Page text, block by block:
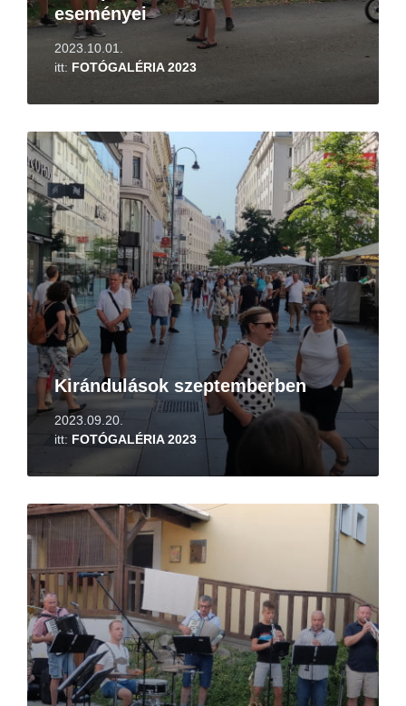
eseményei
2023.10.01.
itt: FOTÓGALÉRIA 2023
Kirándulások szeptemberben
2023.09.20.
itt: FOTÓGALÉRIA 2023
Tovább
Tovább